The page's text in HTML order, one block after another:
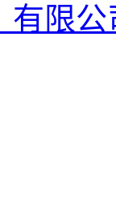
有限